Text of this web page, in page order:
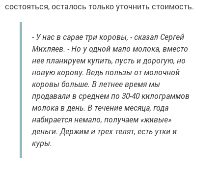
состояться, осталось только уточнить стоимость.
- У нас в сарае три коровы, - сказал Сергей
Михляев. - Но у одной мало молока, вместо
нее планируем купить, пусть и дорогую, но
новую корову. Ведь пользы от молочной
коровы больше. В летнее время мы
продавали в среднем по 30-40 килограммов
молока в день. В течение месяца, года
набирается немало, получаем «живые»
деньги. Держим и трех телят, есть утки и
куры.